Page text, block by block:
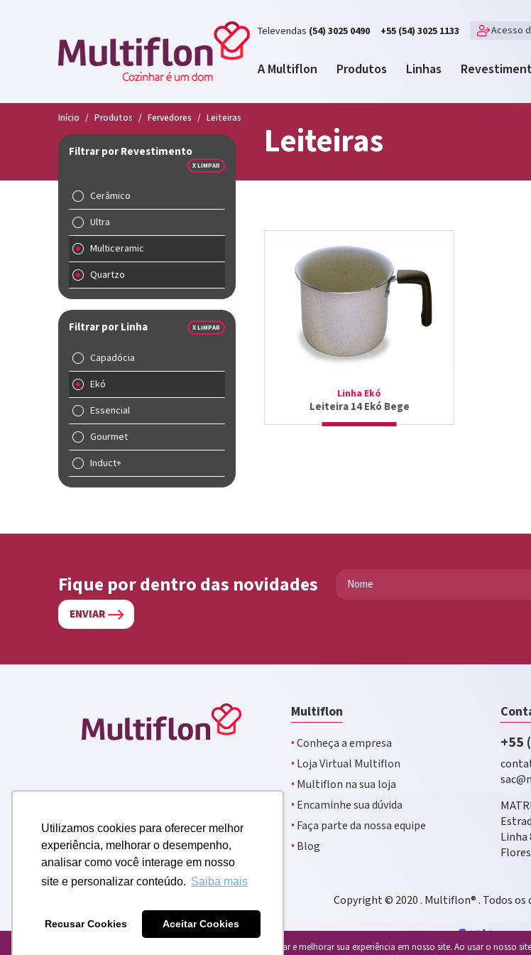
Utilizamos cookies para oferecer melhor
experiência, melhorar o desempenho,
analisar como você interage em nosso
site e personalizar conteúdo. Saiba mais
Recusar Cookies Aceitar Cookies
Televendas (54) 3025 0490 +55 (54) 3025 1133 Acesso
A Multiflon Produtos Linhas
Início / Produtos / Fervedores / Leiteiras
Leiteiras
Filtrar por Revestimento
X LIMPAR
Cerâmico
Ultra
Multiceramic
Quartzo
Filtrar por Linha X LIMPAR
Capadócia
Ekó
Essencial
Gourmet
Induct+
Linha Ekó
Leiteira 14 Ekó Bege
Fique por dentro das novidades
ENVIAR
Multiflon
·Conheça a empresa
· Loja Virtual Multiflon
· Multiflon na sua loja
· Encaminhe sua dúvida
· Faça parte da nossa equipe
· Blog
+55
Linha
Copyright © 2020 . Multiflon® . Todos os
Usamos cookies para personalizar e melhorar sua experiência em nosso site. Ao usar o nosso